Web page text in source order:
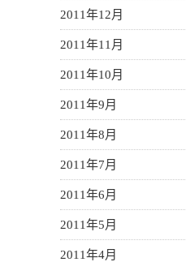
2011年12月
2011年11月
2011年10月
2011年9月
2011年8月
2011年7月
2011年6月
2011年5月
2011年4月